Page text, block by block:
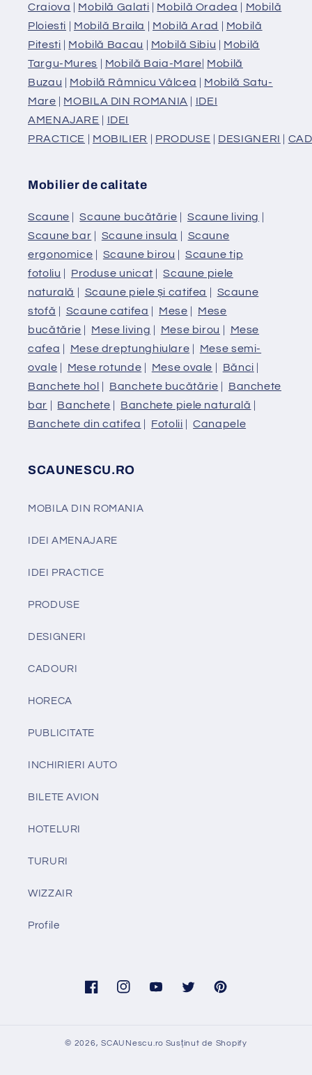
Craiova | Mobilă Galati | Mobilă Oradea | Mobilă
Ploiesti | Mobilă Braila | Mobilă Arad | Mobilă
Pitesti | Mobilă Bacau | Mobilă Sibiu | Mobilă
Targu-Mures | Mobilă Baia-Mare| Mobilă
Buzau | Mobilă Râmnicu Vâlcea | Mobilă Satu-
Mare | MOBILA DIN ROMANIA | IDEI
AMENAJARE | IDEI
PRACTICE | MOBILIER | PRODUSE | DESIGNERI |
Mobilier de calitate
Scaune |Scaune bucătărie | Scaune living |
Scaune bar | Scaune insula | Scaune
ergonomice | Scaune birou | Scaune tip
fotoliu | Produse unicat |Scaune piele
naturală | Scaune piele și catifea | Scaune
stofă | Scaune catifea | Mese | Mese
bucătărie | Mese living | Mese birou | Mese
cafea | Mese dreptunghiulare | Mese semi-
ovale | Mese rotunde | Mese ovale | Bănci |
Banchete hol | Banchete bucătărie | Banchete
bar | Banchete | Banchete piele naturală |
Banchete din catifea | Fotolii |Canapele
SCAUNESCU.RO
MOBILA DIN ROMANIA
IDEI AMENAJARE
IDEI PRACTICE
PRODUSE
DESIGNERI
CADOURI
HORECA
PUBLICITATE
INCHIRIERI AUTO
BILETE AVION
HOTELURI
TURURI
WIZZAIR
Profile
FacebookInstagramYouTubeTwitter Pinterest
© 2026,SCAUNescu.ro Susținut de Shopify